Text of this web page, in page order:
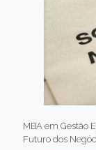
MBA em Gestão
Futuro dos